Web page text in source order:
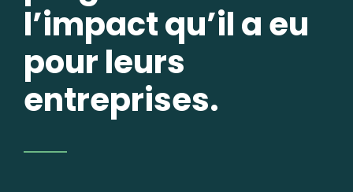
l’impact qu’il a eu
pour leurs
entreprises.